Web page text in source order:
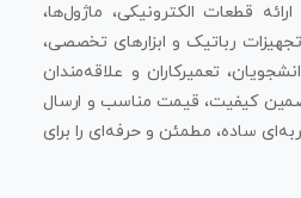
قطعات الکترونیکی، ماژول‌ها،
رباتیک و ابزارهای تخصصی،
تعمیرکاران و علاقه‌مندان
کیفیت، قیمت مناسب و ارسال
ساده، مطمئن و حرفه‌ای را برای